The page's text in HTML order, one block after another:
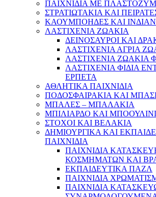
ΠΑΙΧΝΙΔΙΑ ΜΕ
ΣΤΡΑΤΙΩΤΑΚΙΑ ΚΑΙ
ΚΑΟΥΜΠΟΗΔΕΣ ΚΑΙ
ΛΑΣΤΙΧΕΝΙΑ ΖΩΑΚΙΑ
ΔΕΙΝΟΣΑΥΡΟΙ ΚΑΙ
ΛΑΣΤΙΧΕΝΙΑ ΑΓΡΙΑ
ΛΑΣΤΙΧΕΝΙΑ ΖΩΑΚΙΑ
ΛΑΣΤΙΧΕΝΙΑ ΦΙΔΙΑ
ΕΡΠΕΤΑ
ΑΘΛΗΤΙΚΑ ΠΑΙΧΝΙΔΙΑ
ΠΟΔΟΣΦΑΙΡΑΚΙΑ ΚΑΙ
ΜΠΑΛΕΣ – ΜΠΑΛΑΚΙΑ
ΜΠΙΛΙΑΡΔΟ ΚΑΙ
ΣΤΟΧΟΙ ΚΑΙ ΒΕΛΑΚΙΑ
ΔΗΜΙΟΥΡΓΙΚΑ ΚΑΙ
ΠΑΙΧΝΙΔΙΑ
ΠΑΙΧΝΙΔΙΑ
ΚΟΣΜΗΜΑΤΩΝ ΚΑΙ
ΕΚΠΑΙΔΕΥΤΙΚΑ ΠΑΖΛ
ΠΑΙΧΝΙΔΙΑ
ΠΑΙΧΝΙΔΙΑ